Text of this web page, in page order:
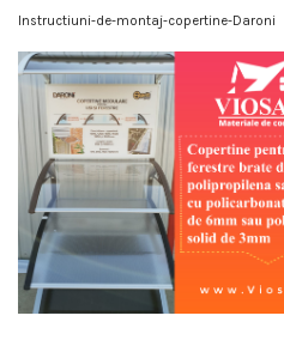
Instructiuni-de-montaj-copertine-Daroni